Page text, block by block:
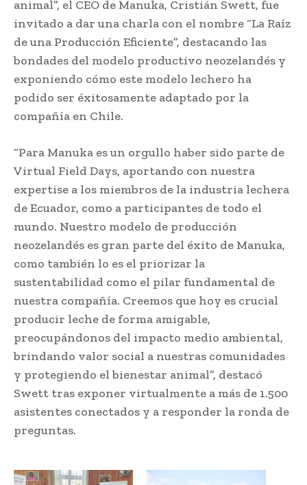
animal”, el CEO de Manuka, Cristián Swett, fue
invitado a dar una charla con el nombre “La Raíz
de una Producción Eficiente”, destacando las
bondades del modelo productivo neozelandés y
exponiendo cómo este modelo lechero ha
podido ser éxitosamente adaptado por la
compañía en Chile.
“Para Manuka es un orgullo haber sido parte de
Virtual Field Days, aportando con nuestra
expertise a los miembros de la industria lechera
de Ecuador, como a participantes de todo el
mundo. Nuestro modelo de producción
neozelandés es gran parte del éxito de Manuka,
como también lo es el priorizar la
sustentabilidad como el pilar fundamental de
nuestra compañía. Creemos que hoy es crucial
producir leche de forma amigable,
preocupándonos del impacto medio ambiental,
brindando valor social a nuestras comunidades
y protegiendo el bienestar animal”, destacó
Swett tras exponer virtualmente a más de 1.500
asistentes conectados y a responder la ronda de
preguntas.